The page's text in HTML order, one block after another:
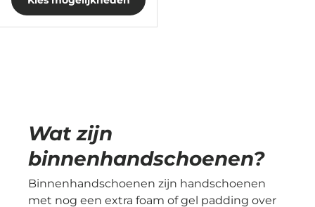
Wat zijn
binnenhandschoenen?
Binnenhandschoenen zijn handschoenen
met nog een extra foam of gel padding over